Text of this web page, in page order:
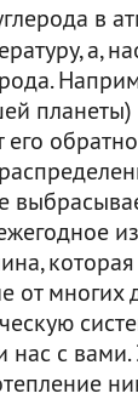
в
а,
планеты)
от многих
с вами.